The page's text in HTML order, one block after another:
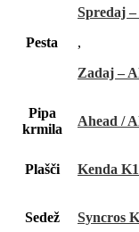
Pesta
Spredaj –
,
Zadaj –
Pipa
krmila
Ahead /
Plašči Kenda
Sedež Syncros